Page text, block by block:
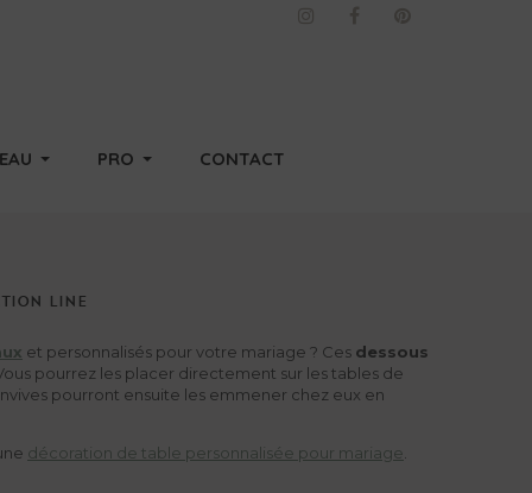
PRO CONTACT
LINE
et personnalisés pour votre mariage ? Ces dessous
pourrez les placer directement sur les tables de
pourront ensuite les emmener chez eux en
décoration de table personnalisée pour mariage